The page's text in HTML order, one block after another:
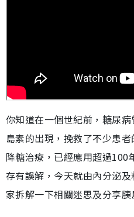
你知道在一個世紀前，糖尿
島素的出現，挽救了不少患
降糖治療，已經應用超過100
存有誤解，今天就由內分泌
家拆解一下相關迷思及分享胰